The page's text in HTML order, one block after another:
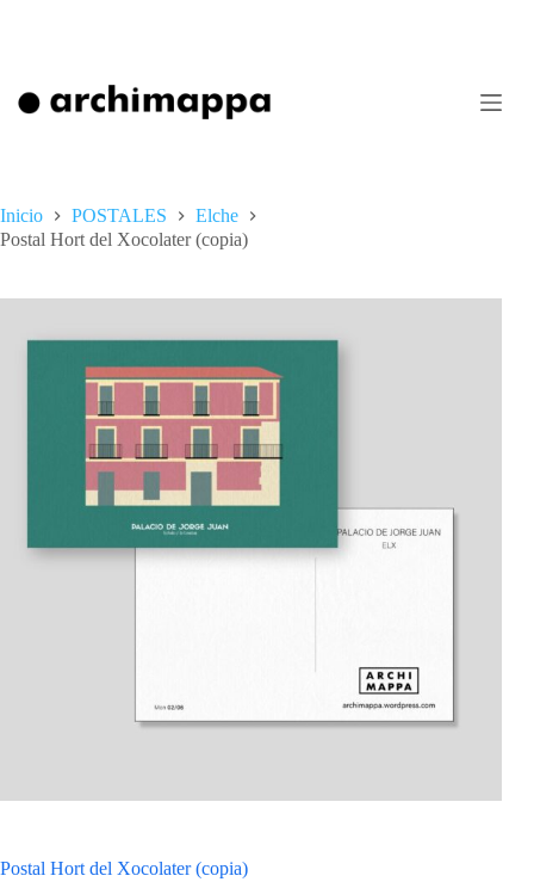
Inicio POSTALES
Elche
Postal Hort del Xocolater (copia)
Postal Hort del Xocolater (copia)